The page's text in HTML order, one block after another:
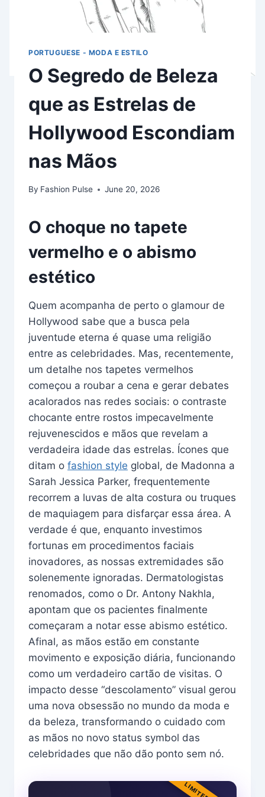
PORTUGUESE - MODA E ESTILO
O Segredo de Beleza
que as Estrelas de
Hollywood Escondiam
nas Mãos
By Fashion Pulse June 20, 2026
O choque no tapete
vermelho e o abismo
estético
Quem acompanha de perto o glamour de
Hollywood sabe que a busca pela
juventude eterna é quase uma religião
entre as celebridades. Mas, recentemente,
um detalhe nos tapetes vermelhos
começou a roubar a cena e gerar debates
acalorados nas redes sociais: o contraste
chocante entre rostos impecavelmente
rejuvenescidos e mãos que revelam a
verdadeira idade das estrelas. Ícones que
ditam o fashion style global, de Madonna a
Sarah Jessica Parker, frequentemente
recorrem a luvas de alta costura ou truques
de maquiagem para disfarçar essa área. A
verdade é que, enquanto investimos
fortunas em procedimentos faciais
inovadores, as nossas extremidades são
solenemente ignoradas. Dermatologistas
renomados, como o Dr. Antony Nakhla,
apontam que os pacientes finalmente
começaram a notar esse abismo estético.
Afinal, as mãos estão em constante
movimento e exposição diária, funcionando
como um verdadeiro cartão de visitas. O
impacto desse “descolamento” visual gerou
uma nova obsessão no mundo da moda e
da beleza, transformando o cuidado com
as mãos no novo status symbol das
celebridades que não dão ponto sem nó.